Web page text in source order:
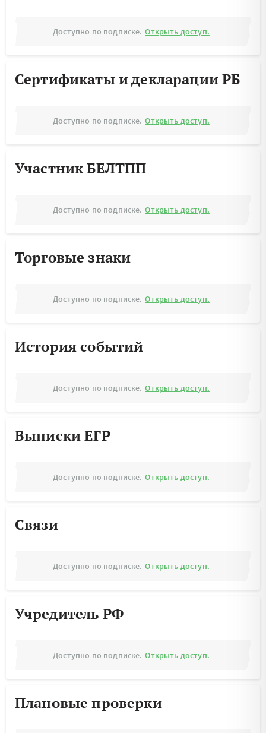
Доступно по подписке. Открыть доступ.
Сертификаты и декларации РБ
Доступно по подписке. Открыть доступ.
Участник БЕЛТПП
Доступно по подписке. Открыть доступ.
Торговые знаки
Доступно по подписке. Открыть доступ.
История событий
Доступно по подписке. Открыть доступ.
Выписки ЕГР
Доступно по подписке. Открыть доступ.
Связи
Доступно по подписке. Открыть доступ.
Учредитель РФ
Доступно по подписке. Открыть доступ.
Плановые проверки